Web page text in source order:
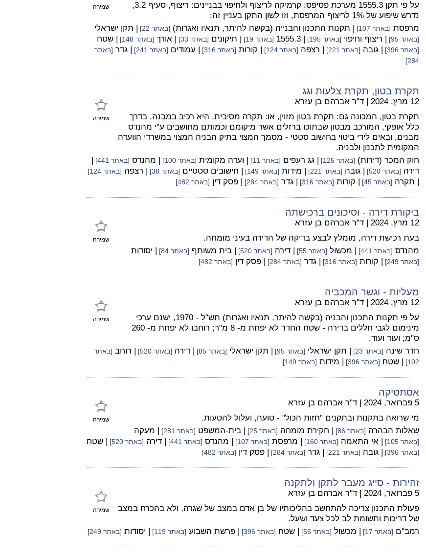
שמירה
על פי תקן 1555.3 מערכת פסיפס: קרמיקה לריצוף ולחיפוי בבניינים: ריצוף, סעיף 3.2,
נדרש שיפוע של 1% לריצוף המרפסת, וזו לשון התקן בעניין זה:
מרפסת [באתר 107] | תקנות התכנון והבנייה (בקשה להיתר, תנאיו ואגרות) [באתר 22] | תקן ישראלי
[באתר 95] | ריצוף וחיפוי [באתר 195] | 1555.3 [באתר 19] | תיקונים [באתר 33] | אורך [באתר 148] | שטח
[באתר 396] | גובה [באתר 221] | רצפה [באתר 124] | קורות [באתר 316] | עמודים [באתר 241] | גדר [באתר
284]
תקרת בטון, תקרת צלעות וגג
שמירה
12 מרץ, 2024 | ד"ר אברהם בן עזרא
תקרת בטון, המכונה גם: תקרת בטון מזוין, או: תקרה מסיבית, היא רכיב במבנה, בדרך
כלל אופקי, המורכב מבטון שבתוכו ברזלים אשר מיקומם וכמותם מחושבים ע"י מהנדס
מבנים, ובאים לידי ביטוי בחישוב סטטי - מסמך המצוי בתיק הבניה המצוי במשרדי הוועדה
המקומית לתכנון ולבניה.
חוק המכר (דירות) [באתר 125] | גג רעפים [באתר 11] | ועדה מקומית [באתר 100] | מהנדס [באתר 441]
|
דירה [באתר 520] | גובה [באתר 221] | מידות [באתר 149] | חישובים סטטיים [באתר 38] | רצפה [באתר 124]
| תקרה [באתר 45] | קורות [באתר 316] | גדר [באתר 284] | פסק דין [באתר 482]
ביקורת דירה - וסיכונים ברכישתה
שמירה
12 מרץ, 2024 | ד"ר אברהם בן עזרא
בעת רכישת דירה, מומלץ לבצע בדיקה של הדירה בעיני מומחה.
מהנדס [באתר 441] | מכשול [באתר 55] | דירה [באתר 520] | בית משותף [באתר 84] | יסודות
[באתר 249] | קורות [באתר 316] | גדר [באתר 284] | פסק דין [באתר 482]
מעליות - וגשר המכביה
שמירה
12 מרץ, 2024 | ד"ר אברהם בן עזרא
על פי תקנות התכנון והבניה (בקשה להיתר, תנאיו ואגרות) תש"ל - 1970, ישנם ערכי
מינימום לגבי חללים בדירה - שטח החדר לא יפחת מ- 8 מ"ר; רוחבו לא יפחת מ- 260
ס"מ; ועוד ועוד.
חדר שינה [באתר 23] | תקן ישראלי [באתר 95] | תקן ישראלי [באתר 85] | דירה [באתר 520] | רוחב [באתר
102]
| שטח [באתר 396] | מידות [באתר 149]
אסתטיקה
שמירה
5 פברואר, 2024 | ד"ר אברהם בן עזרא
מי שרואה בתקנות ובתקנים "חזות הכול" - טועה, ועלול להטעות.
שאלות הבהרה [באתר 86] | חקירת מומחה [באתר 25] | בית-המשפט [באתר 281] | מעקה
[באתר 105] | אי התאמה [באתר 160] | מרפסת [באתר 107] | מהנדס [באתר 441] | דירה [באתר 520] | שטח
[באתר 396] | גובה [באתר 221] | גדר [באתר 284] | פסק דין [באתר 482]
זהירות - סייג מעבר לתקן ולתקנה
שמירה
5 פברואר, 2024 | ד"ר אברהם בן עזרא
פעולת התכנון צריכה להתחשב בהליכותיו של בן אדם במצב של שגרה, ולא בהכרח במצב
של דריכות ותשומת לב לכל צעד ושעל.
רמב"ם [באתר 17] | מכשול [באתר 55] | שטח [באתר 396] | פרשת השבוע [באתר 119] | יסודות [באתר 249]